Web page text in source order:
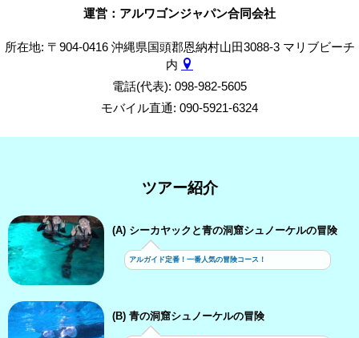
運営：アルワゴンジャパン合同会社
所在地: 〒904-0416 沖縄県国頭郡恩納村山田3088-3 マリブビーチ
内
電話(代表): 098-982-5605
モバイル直通: 090-5921-6324
ツアー紹介
(A) シーカヤックと青の洞窟シュノーケルの冒険
アルガイド定番！一番人気の冒険コース！
(B) 青の洞窟シュノーケルの冒険